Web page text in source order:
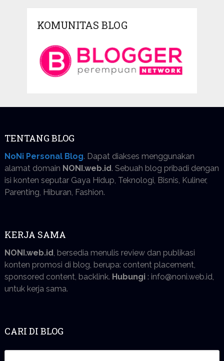
KOMUNITAS BLOG
TENTANG BLOG
NoNi Personal Blog. Dapat diakses menggunakan
alamat domain NONI.web.id. Sebuah blog pribadi dengan
isi konten seputar Gaya Hidup, Teknologi, Bisnis, Kuliner,
Parenting, Hiburan, Fashion.
KERJA SAMA
NONI.web.id , bersedia menulis review dan publikasi
konten promosi di blog, berupa: content placement,
sponsored content, backlink. Hubungi: info@noni.web.id,
untuk kerja sama.
CARI DI BLOG